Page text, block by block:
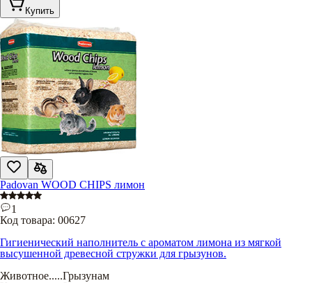
Купить
Padovan WOOD CHIPS лимон
1
Код товара: 00627
Гигиенический наполнитель с ароматом лимона из мягкой
высушенной древесной стружки для грызунов.
Животное.....Грызунам